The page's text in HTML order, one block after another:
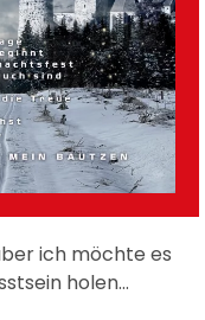
ich möchte es
holen...